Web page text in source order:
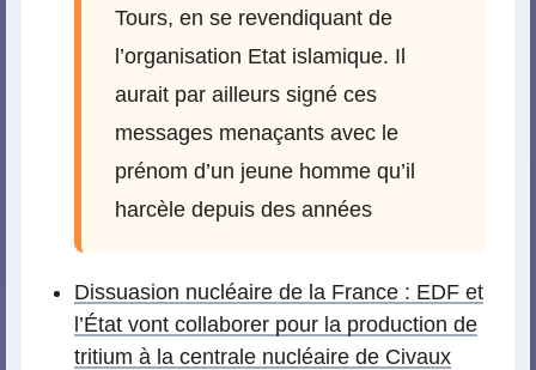
Tours, en se revendiquant de
l’organisation Etat islamique. Il
aurait par ailleurs signé ces
messages menaçants avec le
prénom d’un jeune homme qu’il
harcèle depuis des années
Dissuasion nucléaire de la France : EDF et
l’État vont collaborer pour la production de
tritium à la centrale nucléaire de Civaux